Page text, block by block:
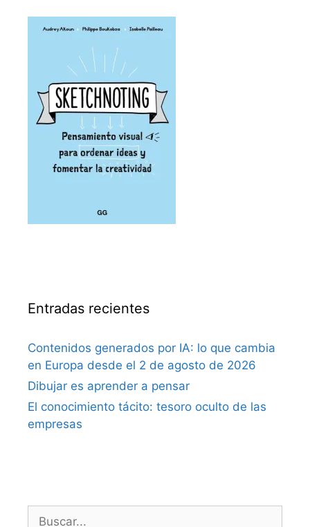
Entradas recientes
Contenidos generados por IA: lo que cambia
en Europa desde el 2 de agosto de 2026
Dibujar es aprender a pensar
El conocimiento tácito: tesoro oculto de las
empresas